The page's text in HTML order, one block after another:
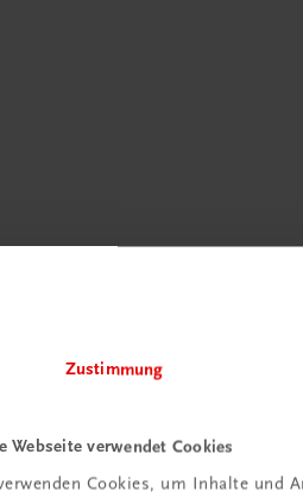
Zustimmung
Webseite verwendet Cookies
Cookies, um Inhalte und